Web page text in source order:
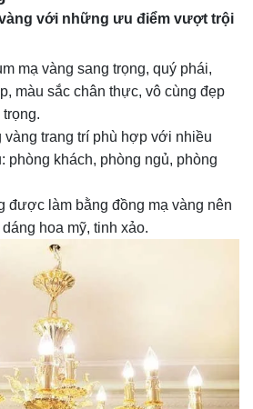
với những ưu điểm vượt trội
mạ vàng sang trọng, quý phái,
màu sắc chân thực, vô cùng đẹp
trang trí phù hợp với nhiều
phòng khách, phòng ngủ, phòng
được làm bằng đồng mạ vàng nên
hoa mỹ, tinh xảo.